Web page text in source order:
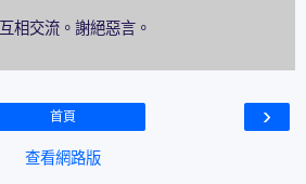
相交流。謝絕惡言。
›
首頁
查看網路版